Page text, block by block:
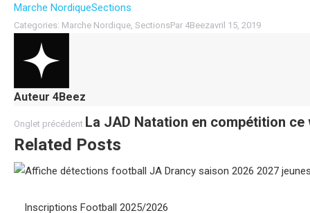
Marche NordiqueSections
Categories: Marche Nordique, SectionsPar 4Beezavril 15, 2019
Auteur 4Beez
Navigation
de
Onglet précédent Onglet
précédent
La JAD Natation en compétition ce
Related Posts
Inscriptions Football 2025/2026